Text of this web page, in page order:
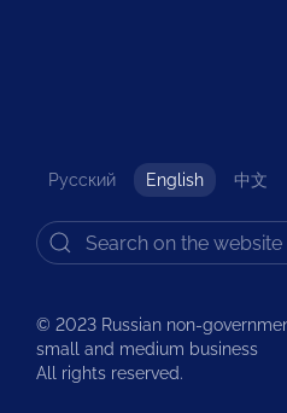
Русский English 中文
© 2023 Russian non-
small and medium business
All rights reserved.